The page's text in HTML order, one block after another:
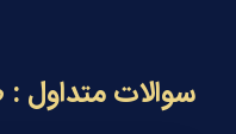
سوالات متداول